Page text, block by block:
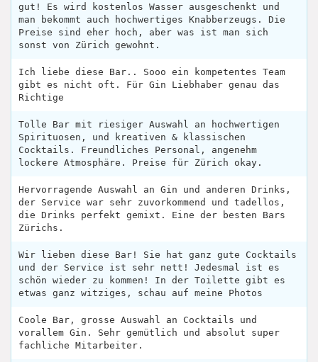
gut! Es wird kostenlos Wasser ausgeschenkt und
man bekommt auch hochwertiges Knabberzeugs. Die
Preise sind eher hoch, aber was ist man sich
sonst von Zürich gewohnt.
Ich liebe diese Bar.. Sooo ein kompetentes Team
gibt es nicht oft. Für Gin Liebhaber genau das
Richtige
Tolle Bar mit riesiger Auswahl an hochwertigen
Spirituosen, und kreativen & klassischen
Cocktails. Freundliches Personal, angenehm
lockere Atmosphäre. Preise für Zürich okay.
Hervorragende Auswahl an Gin und anderen Drinks,
der Service war sehr zuvorkommend und tadellos,
die Drinks perfekt gemixt. Eine der besten Bars
Zürichs.
Wir lieben diese Bar! Sie hat ganz gute Cocktails
und der Service ist sehr nett! Jedesmal ist es
schön wieder zu kommen! In der Toilette gibt es
etwas ganz witziges, schau auf meine Photos
Coole Bar, grosse Auswahl an Cocktails und
vorallem Gin. Sehr gemütlich und absolut super
fachliche Mitarbeiter.